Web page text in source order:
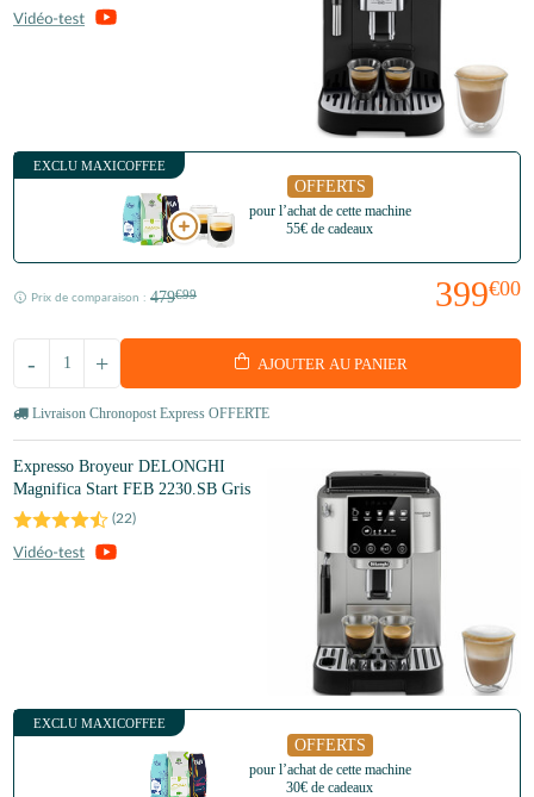
EXCLU MAXICOFFEE
OFFERTS
pour l’achat de cette machine
55€ de cadeaux
399€00
Prix de comparaison : 479€99
+
- AJOUTER AU PANIER
Livraison Chronopost Express OFFERTE
Expresso Broyeur DELONGHI
Magnifica Start FEB 2230.SB Gris
(22)
EXCLU MAXICOFFEE
OFFERTS
pour l’achat de cette machine
30€ de cadeaux